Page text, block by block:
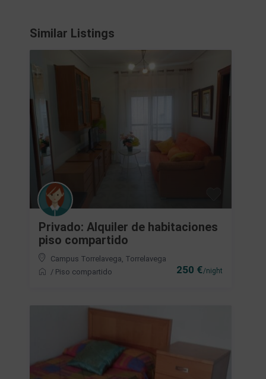
Similar Listings
250 €/night
Privado: Alquiler de habitaciones
piso compartido
Campus Torrelavega Torrelavega
/ Piso compartido